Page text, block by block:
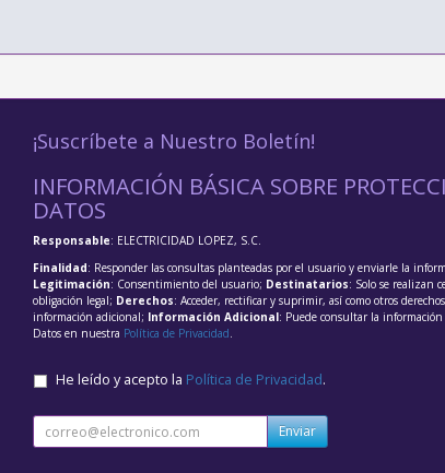
¡Suscríbete a Nuestro Boletín!
INFORMACIÓN BÁSICA SOBRE
DATOS
Responsable: ELECTRICIDAD LOPEZ, S.C.
Finalidad: Responder las consultas planteadas por el usuario y enviarle la
Legitimación: Consentimiento del usuario; Destinatarios: Solo se realizan
obligación legal; Derechos: Acceder, rectificar y suprimir, así como otros
información adicional; Información Adicional: Puede consultar la información
Datos en nuestra Política de Privacidad.
He leído y acepto la Política de Privacidad.
Enviar